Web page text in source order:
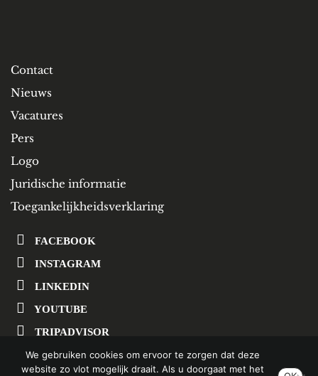
Contact
Nieuws
Vacatures
Pers
Logo
Juridische informatie
Toegankelijkheidsverklaring
FACEBOOK
INSTAGRAM
LINKEDIN
YOUTUBE
TRIPADVISOR
We gebruiken cookies om ervoor te zorgen dat deze
website zo vlot mogelijk draait. Als u doorgaat met het